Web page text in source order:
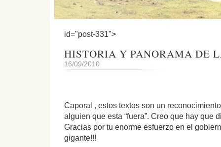
id="post-331">
HISTORIA Y PANORAMA DE
16/09/2010
Caporal , estos textos son un
alguien que esta “fuera”. Creo que hay que
Gracias por tu enorme esfuerzo en el
gigante!!!